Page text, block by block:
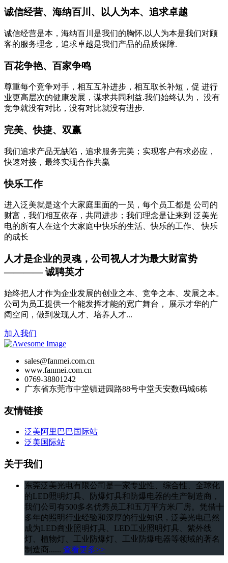
诚信经营、海纳百川、以人为本、追求卓越
诚信经营是本，海纳百川是我们的胸怀,以人为本是我们对顾
客的服务理念，追求卓越是我们产品的品质保障.
百花争艳、百家争鸣
尊重每个竞争对手，相互互补进步，相互取长补短，促 进行
业更高层次的健康发展，谋求共同利益.我们始终认为， 没有
竞争就没有对比，没有对比就没有进步.
完美、快捷、双赢
我们追求产品无缺陷，追求服务完美；实现客户有求必应，
快速对接，最终实现合作共赢
快乐工作
进入泛美就是这个大家庭里面的一员，每个员工都是 公司的
财富，我们相互依存，共同进步；我们理念是让来到 泛美光
电的所有人在这个大家庭中快乐的生活、快乐的工作、 快乐
的成长
人才是企业的灵魂，公司视人才为最大财富势
———— 诚聘英才
始终把人才作为企业发展的创业之本、竞争之本、发展之本。
公司为员工提供一个能发挥才能的宽广舞台， 展示才华的广
阔空间，做到发现人才、培养人才...
加入我们
sales@fanmei.com.cn
www.fanmei.com.cn
0769-38801242
广东省东莞市中堂镇进园路88号中堂天安数码城6栋
友情链接
泛美阿里巴巴国际站
泛美国际站
关于我们
东莞泛美光电有限公司是一家专业性、综合性、全球化
的LED照明灯具、防爆灯具和防爆电器的生产制造商，
我们公司有500多名优秀员工和五万平方米厂房。凭借十
多年的照明行业经验和深厚的行业知识，泛美光电已然
成为LED商业照明灯具、LED工业照明灯具、紫外线
灯、植物灯、工业防爆灯、工业防爆电器等领域的著名
制造商...... 查看更多>>